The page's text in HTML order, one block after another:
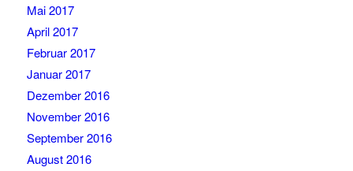
Mai 2017
April 2017
Februar 2017
Januar 2017
Dezember 2016
November 2016
September 2016
August 2016